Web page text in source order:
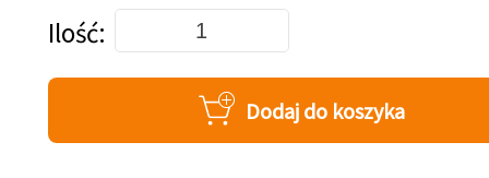
Dodaj do koszyka
Ilość
Dodaj do koszyka